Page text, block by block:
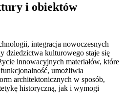
i obiektów
integracja nowoczesnych
dziedzictwa kulturowego staje się
innowacyjnych materiałów, które
umożliwia
architektonicznych w sposób,
historyczną, jak i wymogi